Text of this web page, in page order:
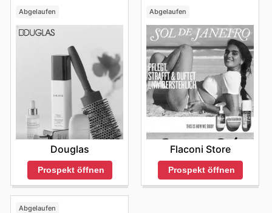
Abgelaufen
Douglas
Prospekt öffnen
Abgelaufen
Flaconi Store
Prospekt öffnen
Abgelaufen